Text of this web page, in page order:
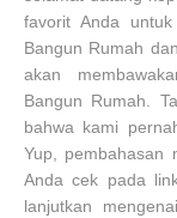
favorit Anda
Bangun Rumah
akan
Bangun Rumah.
bahwa kami
Yup, pembahasan
Anda cek pada
lanjutkan